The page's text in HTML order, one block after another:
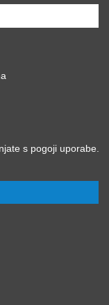
s pogoji uporabe.